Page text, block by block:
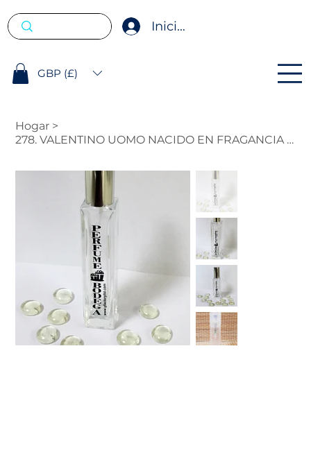
Iniciar sesión
GBP (£)
Hogar >
278. VALENTINO UOMO NACIDO EN FRAGANCIA DE INSPIRACIÓN ROMA